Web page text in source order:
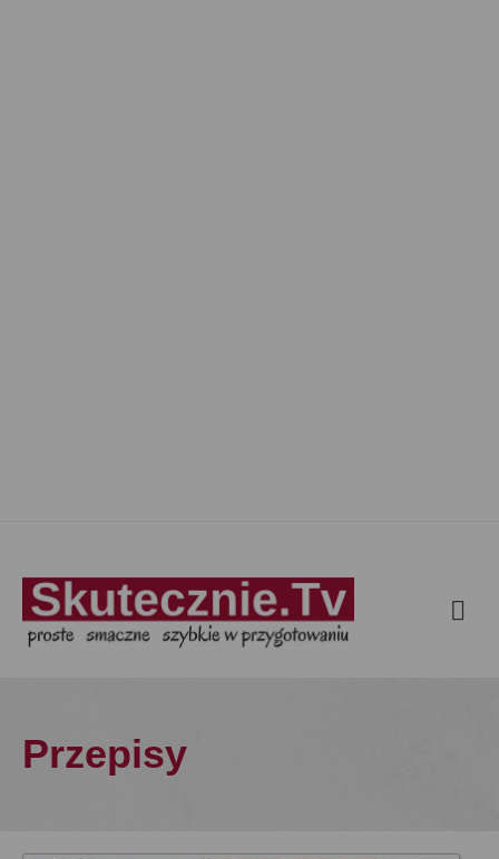
Przepisy